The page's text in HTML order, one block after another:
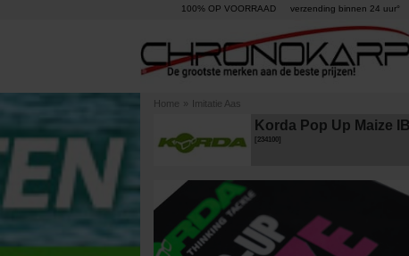
100% OP VOORRAAD verzending binnen 24 uur°
Home » Imitatie Aas
Korda Pop Up Maize
234100]